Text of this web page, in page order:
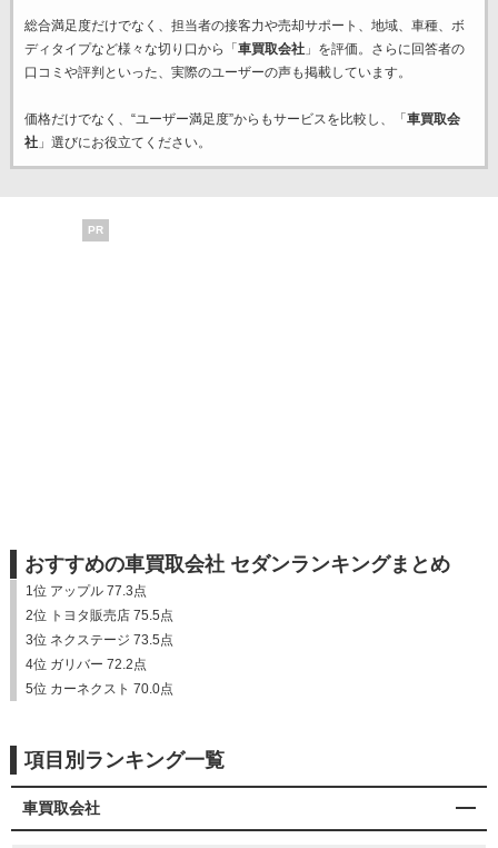
総合満足度だけでなく、担当者の接客力や売却サポート、地域、車種、ボ
ディタイプなど様々な切り口から「車買取会社」を評価。さらに回答者の
口コミや評判といった、実際のユーザーの声も掲載しています。
価格だけでなく、“ユーザー満足度”からもサービスを比較し、「車買取会
社」選びにお役立てください。
PR
おすすめの車買取会社 セダンランキングまとめ
1位 アップル 77.3点
2位 トヨタ販売店 75.5点
3位 ネクステージ 73.5点
4位 ガリバー 72.2点
5位 カーネクスト 70.0点
項目別ランキング一覧
車買取会社